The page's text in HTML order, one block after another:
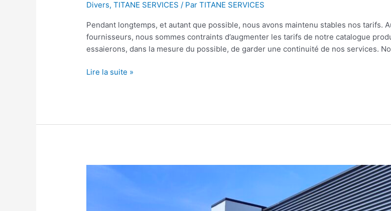
Divers,TITANE SERVICES / ParTITANE SERVICES
Pendant longtemps, et autant que possible, nous avons maintenu stables nos tarifs.
fournisseurs, nous sommes contraints d’augmenter les tarifs de notre catalogue
essaierons, dans la mesure du possible, de garder une continuité de nos services.
Lire la suite »